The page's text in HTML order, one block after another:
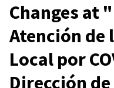
Changes at
Atención de
Local por
Dirección